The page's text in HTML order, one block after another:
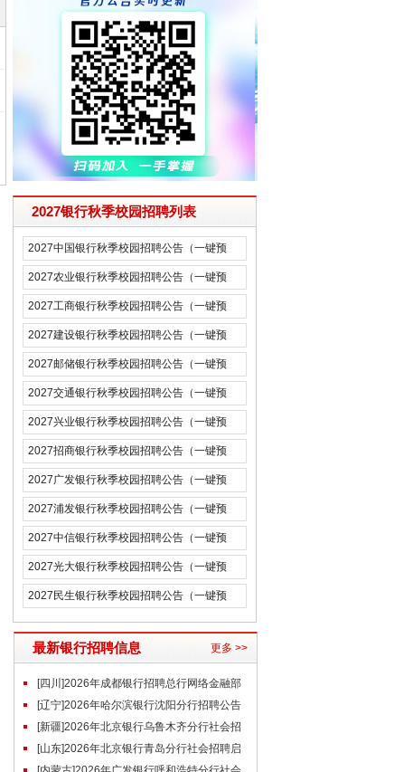
2027银行秋季校园招聘列表
2027中国银行秋季校园招聘公告（一键预
约）
2027农业银行秋季校园招聘公告（一键预
约）
2027工商银行秋季校园招聘公告（一键预
约）
2027建设银行秋季校园招聘公告（一键预
约）
2027邮储银行秋季校园招聘公告（一键预
约）
2027交通银行秋季校园招聘公告（一键预
约）
2027兴业银行秋季校园招聘公告（一键预
约）
2027招商银行秋季校园招聘公告（一键预
约）
2027广发银行秋季校园招聘公告（一键预
约）
2027浦发银行秋季校园招聘公告（一键预
约）
2027中信银行秋季校园招聘公告（一键预
约）
2027光大银行秋季校园招聘公告（一键预
约）
2027民生银行秋季校园招聘公告（一键预
最新银行招聘信息 更多 >>
[四川]2026年成都银行招聘总行网络金融部
个人电子银行产品设计岗
[辽宁]2026年哈尔滨银行沈阳分行招聘公告
[新疆]2026年北京银行乌鲁木齐分行社会招
聘启事（1.15）
[山东]2026年北京银行青岛分行社会招聘启